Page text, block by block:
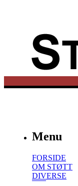
Menu
FORSIDE
OM STØTT
DIVERSE